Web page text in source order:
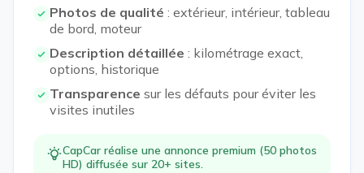
Photos de qualité : extérieur, intérieur, tableau
de bord, moteur
Description détaillée : kilométrage exact,
options, historique
Transparence sur les défauts pour éviter les
visites inutiles
CapCar réalise une annonce premium (50 photos
HD) diffusée sur 20+ sites.